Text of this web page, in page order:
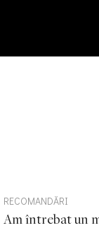
RECOMANDĂRI
Am întrebat un